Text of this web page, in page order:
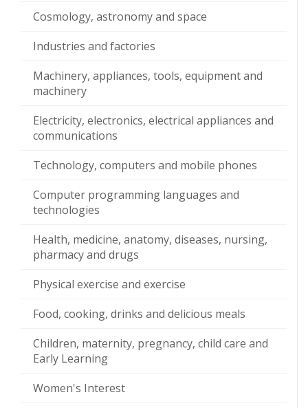
Cosmology, astronomy and space
Industries and factories
Machinery, appliances, tools, equipment and
machinery
Electricity, electronics, electrical appliances and
communications
Technology, computers and mobile phones
Computer programming languages and
technologies
Health, medicine, anatomy, diseases, nursing,
pharmacy and drugs
Physical exercise and exercise
Food, cooking, drinks and delicious meals
Children, maternity, pregnancy, child care and
Early Learning
Women's Interest